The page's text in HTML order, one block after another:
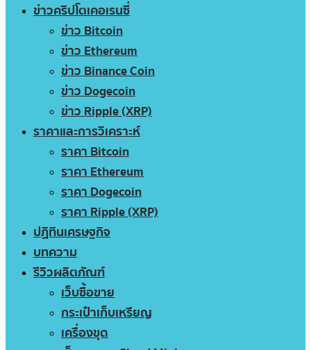
ข่าวคริปโตเคอเรนซี่
ข่าว Bitcoin
ข่าว Ethereum
ข่าว Binance Coin
ข่าว Dogecoin
ข่าว Ripple (XRP)
ราคาและการวิเคราะห์
ราคา Bitcoin
ราคา Ethereum
ราคา Dogecoin
ราคา Ripple (XRP)
ปฏิทินเศรษฐกิจ
บทความ
รีวิวผลิตภัณฑ์
เว็บซื้อขาย
กระเป๋าเก็บเหรียญ
เครื่องขุด